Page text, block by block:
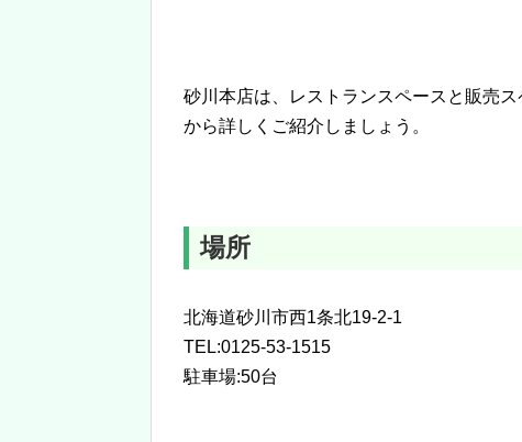
砂川本店は、レストランスペースと販売
から詳しくご紹介しましょう。
場所
北海道砂川市西1条北19-2-1
TEL:0125-53-1515
駐車場:50台